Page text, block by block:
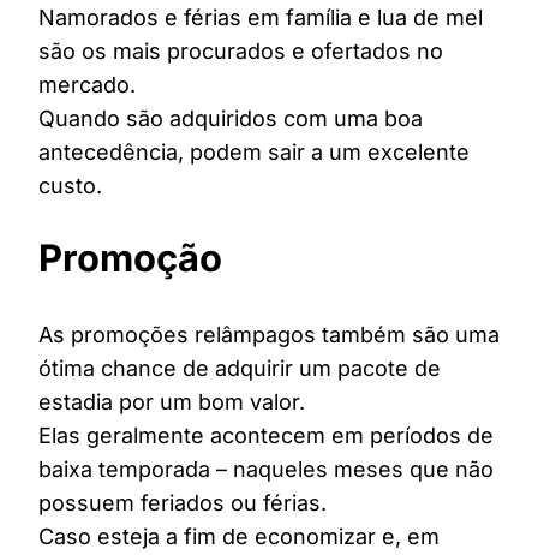
Namorados e férias em família e lua de mel
são os mais procurados e ofertados no
mercado.
Quando são adquiridos com uma boa
antecedência, podem sair a um excelente
custo.
Promoção
As promoções relâmpagos também são uma
ótima chance de adquirir um pacote de
estadia por um bom valor.
Elas geralmente acontecem em períodos de
baixa temporada – naqueles meses que não
possuem feriados ou férias.
Caso esteja a fim de economizar e, em